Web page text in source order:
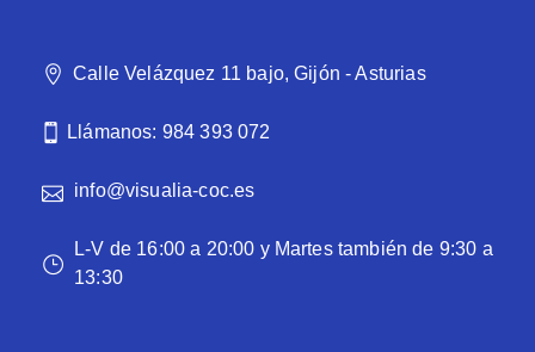
Calle Velázquez 11 bajo, Gijón - Asturias
Llámanos: 984 393 072
info@visualia-coc.es
L-V de 16:00 a 20:00 y Martes también de 9:30 a
13:30